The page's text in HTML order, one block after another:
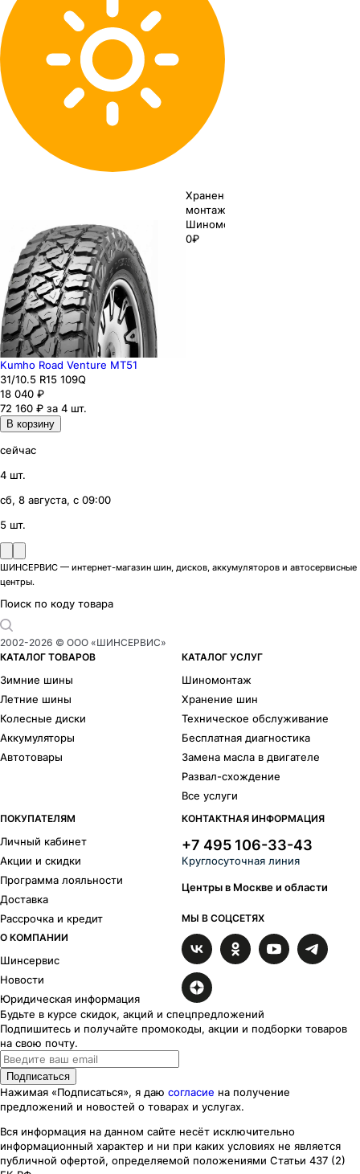
Хранение до
монтажа 0₽
Шиномонтаж
0₽
Kumho Road Venture MT51
31/10.5 R15 109Q
18 040 ₽
72 160 ₽ за 4 шт.
В корзину
сейчас
4 шт.
сб, 8 августа, с 09:00
5 шт.
ШИНСЕРВИС — интернет-магазин шин, дисков, аккумуляторов и автосервисные
центры.
Поиск по коду товара
2002-2026 © ООО «ШИНСЕРВИС»
КАТАЛОГ ТОВАРОВ
Зимние шины
Летние шины
Колесные диски
Аккумуляторы
Автотовары
КАТАЛОГ УСЛУГ
Шиномонтаж
Хранение шин
Техническое обслуживание
Бесплатная диагностика
Замена масла в двигателе
Развал-схождение
Все услуги
ПОКУПАТЕЛЯМ
Личный кабинет
Акции и скидки
Программа лояльности
Доставка
Рассрочка и кредит
О КОМПАНИИ
Шинсервис
Новости
Юридическая информация
КОНТАКТНАЯ ИНФОРМАЦИЯ
+7 495 106-33-43
Круглосуточная линия
Центры в Москве и области
МЫ В СОЦСЕТЯХ
Будьте в курсе скидок, акций и спецпредложений
Подпишитесь и получайте промокоды, акции и подборки товаров
на свою почту.
Подписаться
Нажимая «Подписаться», я даю согласие на получение
предложений и новостей о товарах и услугах.
Вся информация на данном сайте несёт исключительно
информационный характер и ни при каких условиях не является
публичной офертой, определяемой положениями Статьи 437 (2)